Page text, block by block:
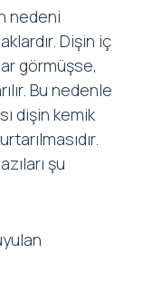
nedeni
Dişin iç
görmüşse,
Bu nedenle
dişin kemik
şu